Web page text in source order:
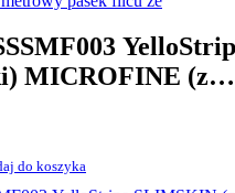
MICROFINE (z
do koszyka